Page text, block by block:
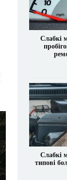
Слабкі
Слабкі
типові